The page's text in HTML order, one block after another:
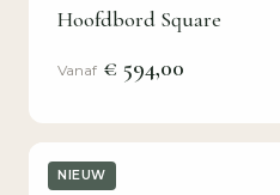
Hoofdbord Square
Vanaf € 594,00
NIEUW